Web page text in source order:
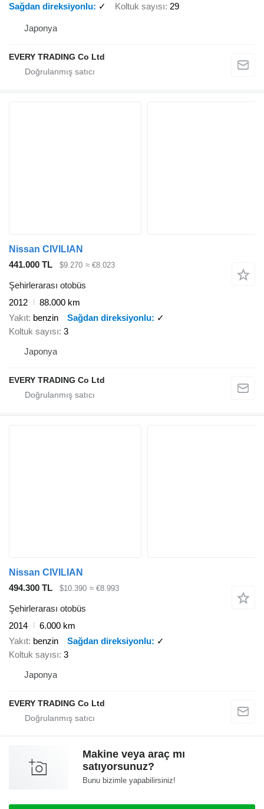
Sağdan direksiyonlu
✓ Koltuk sayısı 29
Japonya
EVERY TRADING Co Ltd
Nissan CIVILIAN
441.000 TL
$9.270 ≈ €8.023
Şehirlerarası otobüs
2012
88.000 km
Yakıt benzin Sağdan direksiyonlu
✓
Koltuk sayısı 3
Japonya
EVERY TRADING Co Ltd
Nissan CIVILIAN
494.300 TL
$10.390 ≈ €8.993
Şehirlerarası otobüs
2014
6.000 km
Yakıt benzin Sağdan direksiyonlu
✓
Koltuk sayısı 3
Japonya
EVERY TRADING Co Ltd
Makine veya araç mı
satıyorsunuz?
Bunu bizimle yapabilirsiniz!